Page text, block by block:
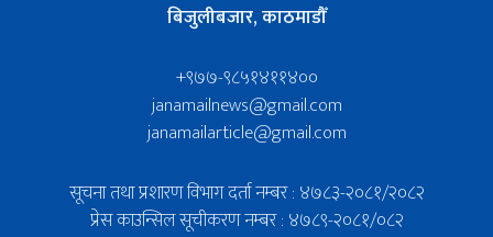
बिजुलीबजार, काठमाडौँ
+९७७-९८५१४११४००
janamailnews@gmail.com
janamailarticle@gmail.com
सूचना तथा प्रशारण विभाग दर्ता नम्बर : ४७८३-२०८१/२०८२
प्रेस काउन्सिल सूचीकरण नम्बर : ४७८९-२०८१/०८२